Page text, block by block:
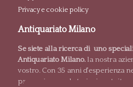
Privacy e cookie policy
Antiquariato Milano
Se siete alla ricerca di uno
Antiquariato Milano.la nostra
vostro. Con 35 anni d'esperienza
proponiamo valutazioni gratuite e